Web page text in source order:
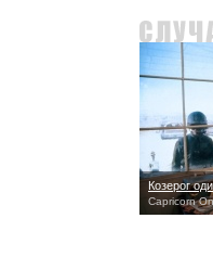
Козерог
Capricorn